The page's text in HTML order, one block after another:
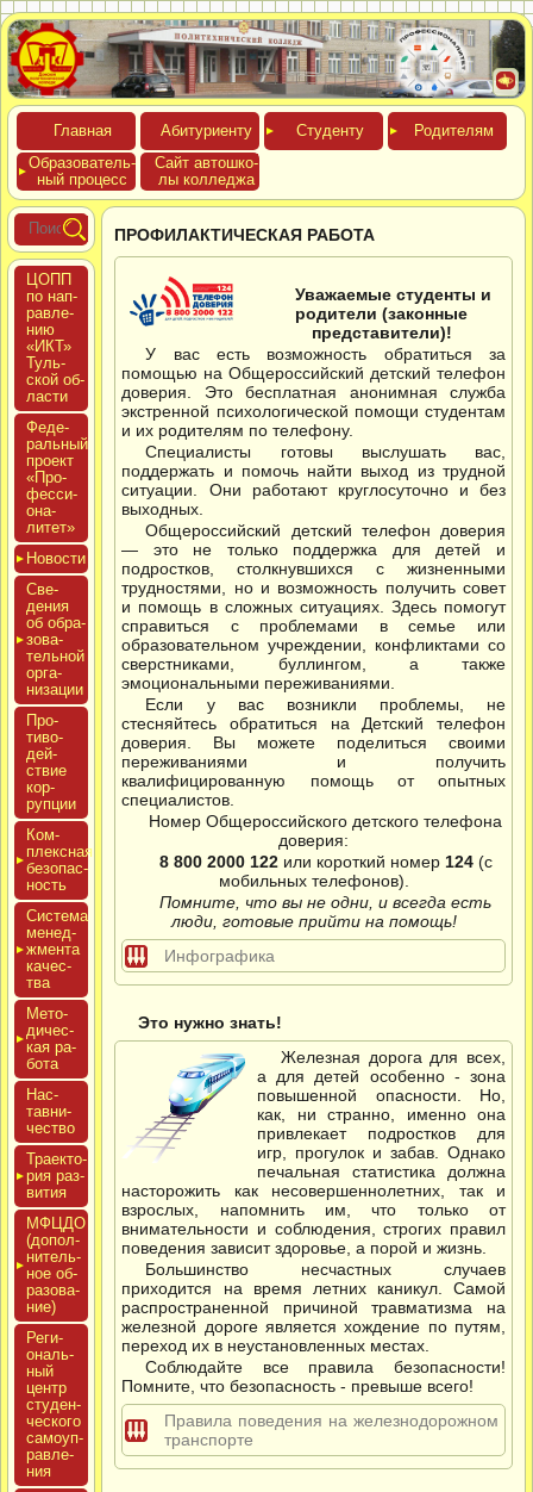
Глав­ная Аби­тури­ен­ту Сту­ден­ту
Роди­телям
Обра­зова­тель­
ный про­цесс
Сайт ав­тошко­
лы кол­леджа
ЦОПП
по нап­
равле­
нию
«ИКТ»
Туль­
ской об­
ласти
Феде­
раль­ный
про­ект
«Про­
фес­си­
она­
литет»
Новос­ти
Све­
дения
об об­ра­
зова­
тель­ной
ор­га­
низа­ции
Про­
тиво­
дей­
ствие
кор­
рупции
Ком­
плексная
бе­зопас­
ность
Сис­те­ма
ме­нед­
жмен­та
ка­чес­
тва
Мето­
дичес­
кая ра­
бота
Нас­
тавни­
чес­тво
Тра­ек­то­
рия раз­
ви­тия
МФЦДО
(до­пол­
ни­тель­
ное об­
ра­зова­
ние)
Реги­
ональ­
ный
центр
сту­ден­
ческо­го
са­мо­уп­
равле­
ния
ПРОФИЛАКТИЧЕСКАЯ РАБОТА
Уважаемые студенты и
родители (законные
представители)!
У вас есть возможность обратиться за
помощью на Общероссийский детский телефон
доверия. Это бесплатная анонимная служба
экстренной психологической помощи студентам
и их родителям по телефону.
Специалисты готовы выслушать вас,
поддержать и помочь найти выход из трудной
ситуации. Они работают круглосуточно и без
выходных.
Общероссийский детский телефон доверия
— это не только поддержка для детей и
подростков, столкнувшихся с жизненными
трудностями, но и возможность получить совет
и помощь в сложных ситуациях. Здесь помогут
справиться с проблемами в семье или
образовательном учреждении, конфликтами со
сверстниками, буллингом, а также
эмоциональными переживаниями.
Если у вас возникли проблемы, не
стесняйтесь обратиться на Детский телефон
доверия. Вы можете поделиться своими
переживаниями и получить
квалифицированную помощь от опытных
специалистов.
Номер Общероссийского детского телефона
доверия:
8 800 2000 122или короткий номер 124(с
мобильных телефонов).
Помните, что вы не одни, и всегда есть
люди, готовые прийти на помощь!
Инфографика
Это нужно знать!
Железная дорога для всех,
а для детей особенно - зона
повышенной опасности. Но,
как, ни странно, именно она
привлекает подростков для
игр, прогулок и забав. Однако
печальная статистика должна
насторожить как несовершеннолетних, так и
взрослых, напомнить им, что только от
внимательности и соблюдения, строгих правил
поведения зависит здоровье, а порой и жизнь.
Большинство несчастных случаев
приходится на время летних каникул. Самой
распространенной причиной травматизма на
железной дороге является хождение по путям,
переход их в неустановленных местах.
Соблюдайте все правила безопасности!
Помните, что безопасность - превыше всего!
Правила поведения на железнодорожном
транспорте